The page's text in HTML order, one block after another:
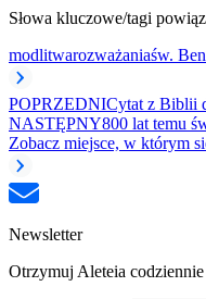
Słowa kluczowe/tagi
modlitwarozważaniaśw.
POPRZEDNICytat z Biblii
NASTĘPNY800 lat temu
Zobacz miejsce, w którym
Newsletter
Otrzymuj Aleteia